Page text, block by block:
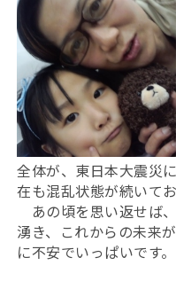
全体が、東日本大震災
在も混乱状態が続いてお
あの頃を思い返せば
湧き、これからの未来
に不安でいっぱいです。